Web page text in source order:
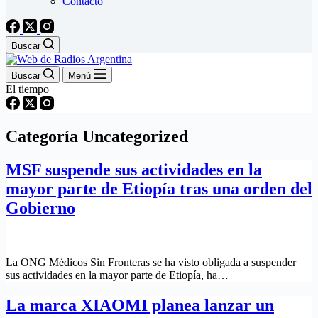
Buscar
Buscar Menú
El tiempo
Categoría Uncategorized
MSF suspende sus actividades en la
mayor parte de Etiopía tras una orden del
Gobierno
La ONG Médicos Sin Fronteras se ha visto obligada a suspender
sus actividades en la mayor parte de Etiopía, ha…
La marca XIAOMI planea lanzar un